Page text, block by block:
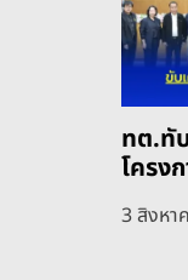
ทต.ทั
โครง
3 สิงหา